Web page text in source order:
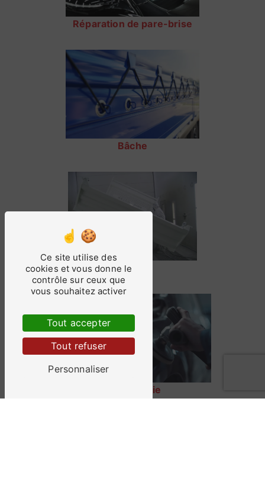
Réparation de pare-brise
Bâche
Sablage
Carrosserie
Ce site utilise des
cookies et vous donne le
contrôle sur ceux que
vous souhaitez activer
Tout accepter
Tout refuser
Personnaliser